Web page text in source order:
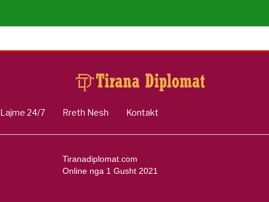
Lajme 24/7 Rreth Nesh Kontakt
Tiranadiplomat.com
Online nga 1 Gusht 2021